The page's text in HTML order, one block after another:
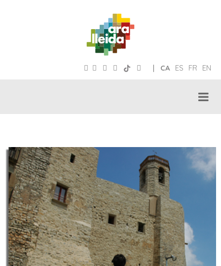
CA ES FR EN
|